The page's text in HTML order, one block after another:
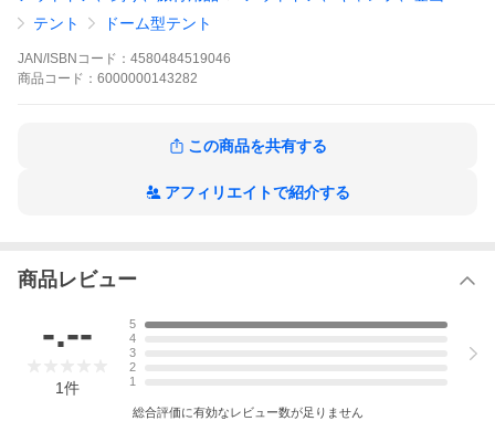
テント
ドーム型テント
JAN/ISBNコード： 4580484519046
商品 コード： 6000000143282
この商品を共有する
アフィリエイトで紹介する
商品レビュー
-.--
1件
5
4
3
2
1
総合評価に有効なレビュー数が足りません